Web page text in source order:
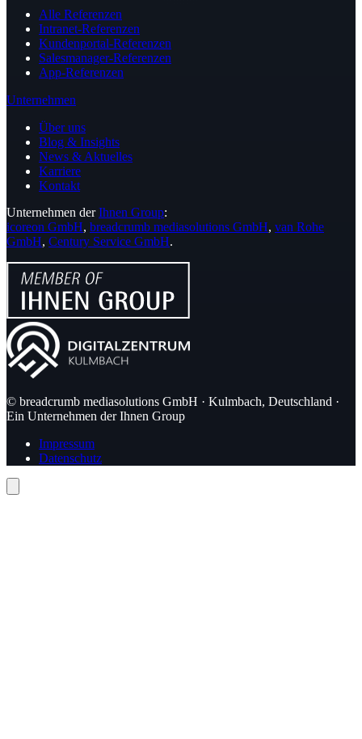
Alle Referenzen
Intranet-Referenzen
Kundenportal-Referenzen
Salesmanager-Referenzen
App-Referenzen
Unternehmen
Über uns
Blog & Insights
News & Aktuelles
Karriere
Kontakt
Unternehmen derIhnen Group:
icoreon GmbH, breadcrumb mediasolutions GmbH, van Rohe
GmbH, Century Service GmbH.
© breadcrumb mediasolutions GmbH · Kulmbach, Deutschland ·
Ein Unternehmen der Ihnen Group
Impressum
Datenschutz